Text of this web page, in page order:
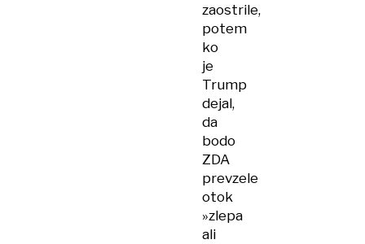
zaostrile,
potem
ko
je
Trump
dejal,
da
bodo
ZDA
prevzele
otok
»zlepa
ali